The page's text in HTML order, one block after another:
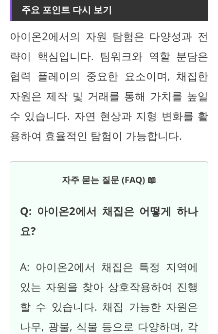
주요 포인트 다시 보기
아이온2에서의 자원 탐험은 다양성과 전
략이 핵심입니다. 팀워크와 역할 분담은
협력 플레이의 중요한 요소이며, 채집한
자원은 제작 및 거래를 통해 가치를 높일
수 있습니다. 자연 현상과 지형 변화를 활
용하여 효율적인 탐험이 가능합니다.
자주 묻는 질문 (FAQ) 📖
Q: 아이온2에서 채집은 어떻게 하나
요?
A: 아이온2에서 채집은 특정 지역에
있는 자원을 찾아 상호작용하여 진행
할 수 있습니다. 채집 가능한 자원은
나무, 광물, 식물 등으로 다양하며, 각